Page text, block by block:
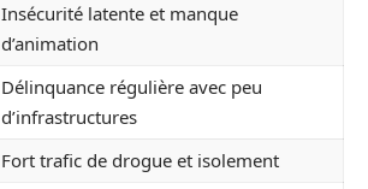
Insécurité latente et manque
d’animation
Délinquance régulière avec peu
d’infrastructures
Fort trafic de drogue et isolement